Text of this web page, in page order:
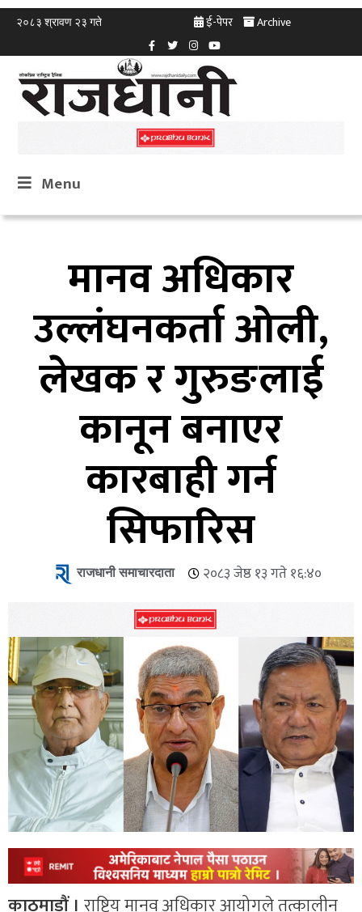
२०८३ श्रावण २३ गते ई-पेपर Archive
Menu
मानव अधिकार
उल्लंघनकर्ता ओली,
लेखक र गुरुङलाई
कानून बनाएर
कारबाही गर्न
सिफारिस
राजधानी समाचारदाता २०८३ जेष्ठ १३ गते १६:४०